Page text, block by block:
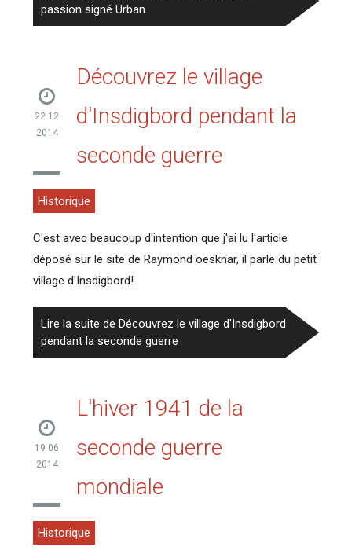
passion signé Urban
22 12
2014
Découvrez le village
d'Insdigbord pendant la
seconde guerre
Historique
C'est avec beaucoup d'intention que j'ai lu l'article
déposé sur le site de Raymond oesknar, il parle du petit
village d'Insdigbord!
Lire la suite de Découvrez le village d'Insdigbord
pendant la seconde guerre
19 06
2014
L'hiver 1941 de la
seconde guerre
mondiale
Historique